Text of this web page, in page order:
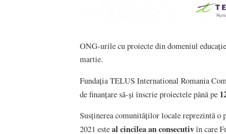
ONG-urile cu proiecte din domeniul
martie.
Fundația TELUS International Romania
de finanțare să-și înscrie proiectele până pe
Susținerea comunităților locale reprezintă
2021 esteal cincilea an consecutivîn care